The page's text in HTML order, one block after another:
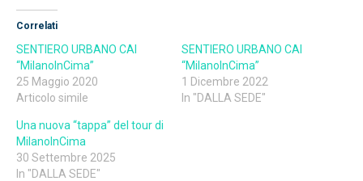
Correlati
SENTIERO URBANO CAI
“MilanoInCima”
25 Maggio 2020
Articolo simile
SENTIERO URBANO CAI
“MilanoInCima”
1 Dicembre 2022
In "DALLA SEDE"
Una nuova “tappa” del tour di
MilanoInCima
30 Settembre 2025
In "DALLA SEDE"